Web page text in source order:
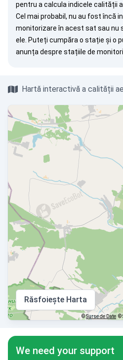
pentru a calcula indicele calității
Cel mai probabil, nu au fost încă
monitorizare în acest sat sau nu
ele. Puteți cumpăra o stație și o
anunța despre stațiile de
Hartă interactivă a calității
Răsfoiește Harta
©Surse de Date ©
We need your support